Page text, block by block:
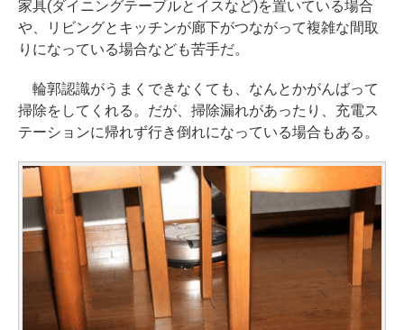
家具(ダイニングテーブルとイスなど)を置いている場合
や、リビングとキッチンが廊下がつながって複雑な間取
りになっている場合なども苦手だ。
輪郭認識がうまくできなくても、なんとかがんばって
掃除をしてくれる。だが、掃除漏れがあったり、充電ス
テーションに帰れず行き倒れになっている場合もある。